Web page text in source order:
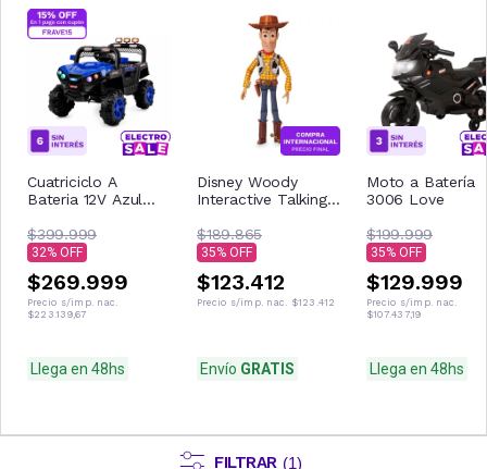
Cuatriciclo A
Bateria 12V Azul
Remoto Musica Usb
Luces
$399.999
32
$269.999
Precio s/imp. nac.
$223.139,67
Llega en 48hs
Disney Woody
Interactive Talking
$189.865
35
$123.412
Precio s/imp. nac. $123.412
Envío GRATIS
Moto a Batería
3006 Love
$199.999
35
$129.999
Precio s/imp. nac.
$107.437,19
Llega en 48hs
FILTRAR (1)